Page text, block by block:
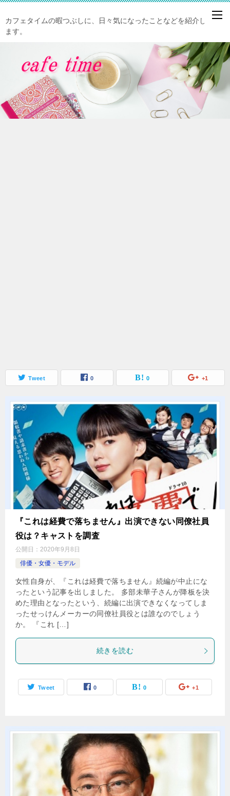
カフェタイムの暇つぶしに、日々気になったことなどを紹介してい
ます。
Tweet 0 0 +1
『これは経費で落ちません』出演できない同僚社員
役は？キャストを調査
公開日： 2020年9月8日
俳優・女優・モデル
女性自身が、『これは経費で落ちません』続編が中止にな
ったという記事を出しました。 多部未華子さんが降板を決
めた理由となったという、続編に出演できなくなってしま
ったせっけんメーカーの同僚社員役とは誰なのでしょう
か。 『これ […]
続きを読む
Tweet 0 0 +1